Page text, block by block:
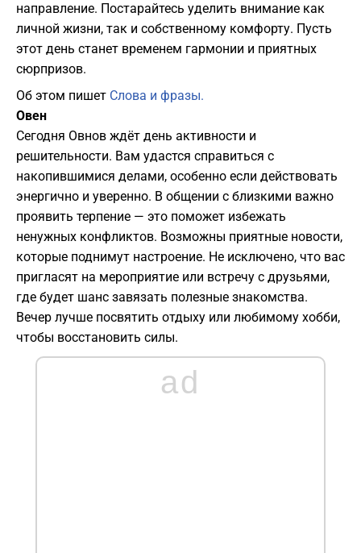
направление. Постарайтесь уделить внимание как
личной жизни, так и собственному комфорту. Пусть
этот день станет временем гармонии и приятных
сюрпризов.
Об этом пишет Слова и фразы.
Овен
Сегодня Овнов ждёт день активности и
решительности. Вам удастся справиться с
накопившимися делами, особенно если действовать
энергично и уверенно. В общении с близкими важно
проявить терпение — это поможет избежать
ненужных конфликтов. Возможны приятные новости,
которые поднимут настроение. Не исключено, что вас
пригласят на мероприятие или встречу с друзьями,
где будет шанс завязать полезные знакомства.
Вечер лучше посвятить отдыху или любимому хобби,
чтобы восстановить силы.
ad